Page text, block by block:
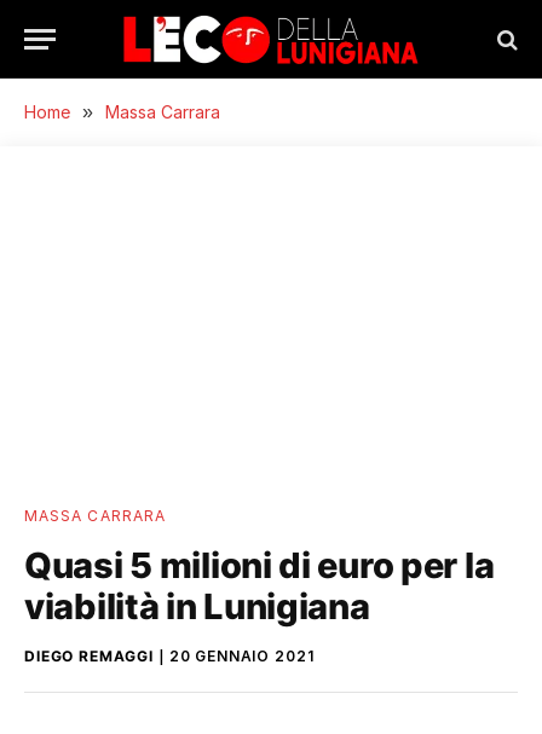
Home » Massa Carrara
MASSA CARRARA
Quasi 5 milioni di euro per la
viabilità in Lunigiana
DIEGO REMAGGI 20 GENNAIO 2021